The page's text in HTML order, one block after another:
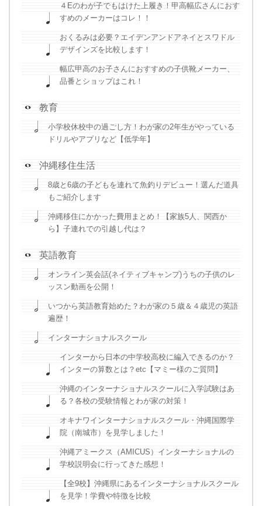
４Eのわが子でもはけた上履き！甲高幅広さんにおす
すめのメーカーはコレ！！
おくるみは必要？エイデンアンドアネイとスワドル
デザインズを比較します！
幅広甲高のお子さんにおすすめの子供靴メーカー、
品番とショップはこれ！
教育
小学校休校中の過ごし方！わが家の2年生がやっている
ドリルやアプリなど【低学年】
沖縄移住生活
8歳と6歳の子どもを連れて魚釣りデビュー！選んだ道具
もご紹介します
沖縄移住にかかった費用まとめ！【家族5人、関西か
ら】子連れでの引越し代は？
英語教育
オンライン英会話(ネイティブキャンプ)うちの子供のレ
ッスン動画を公開！
いつから英語教育始めた？わが家の５歳＆４歳児の英語
遍歴！
インターナショナルスクール
インターから日本の中学校高校に編入できるのか？
インターの算数とは？etc【マミー様のご質問】
沖縄のインターナショナルスクールに入学試験はあ
る？各校の受験情報とわが家の対策！
オキナワインターナショナルスクール・沖縄国際学
院（南城市）を見学しました！
沖縄アミークス（AMICUS）インターナショナルの
学校説明会に行ってきた感想！
【全9校】沖縄県にあるインターナショナルスクール
を見学！学費や特徴を比較